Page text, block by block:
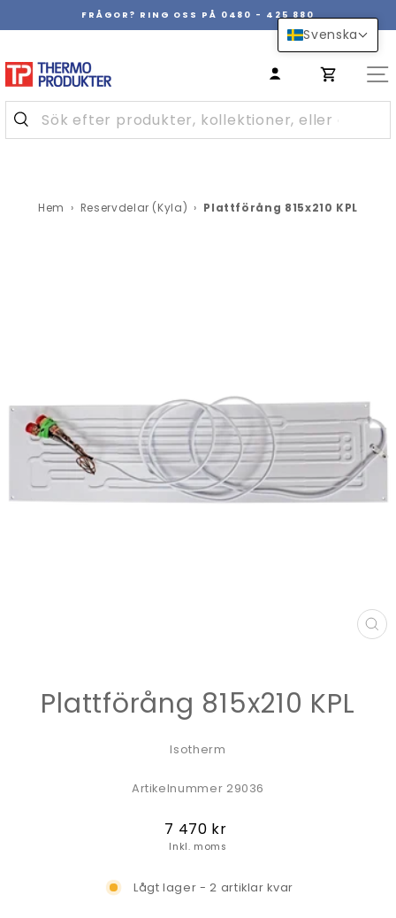
Pausa
FRÅGOR? RING OSS PÅ 0480 - 425 880
Hem › Reservdelar (Kyla) › Plattförång 815x210 KPL
Plattförång 815x210 KPL
Isotherm
Artikelnummer 29036
Ordinarie
pris
7 470 kr
Inkl. moms
Lågt lager - 2 artiklar kvar
Svenska